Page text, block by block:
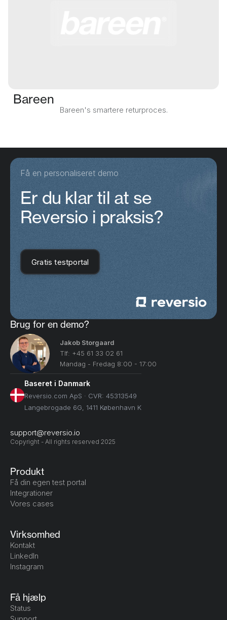
Bareen
Bareen's smartere returproces.
Få en personaliseret demo
Er du klar til at se
Reversio i praksis?
Gratis testportal
Brug for en demo?
Jakob Storgaard
Tlf: +45 61 33 02 61
Mandag - Fredag 8:00 - 17:00
Baseret i Danmark
Reversio.com ApS · CVR: 45313549
Langebrogade 6G, 1411 København K
support@reversio.io
Copyright - All rights reserved 2025
Produkt
Få din egen test portal
Integrationer
Vores cases
Virksomhed
Kontakt
LinkedIn
Instagram
Få hjælp
Status